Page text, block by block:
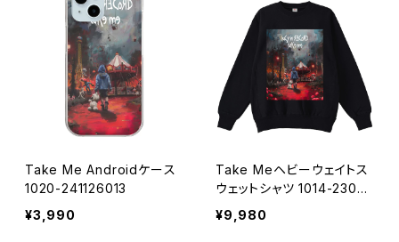
Take Me Androidケース
1020-241126013
¥3,990
Take Meヘビーウェイトス
ウェットシャツ 1014-23022
1254
¥9,980